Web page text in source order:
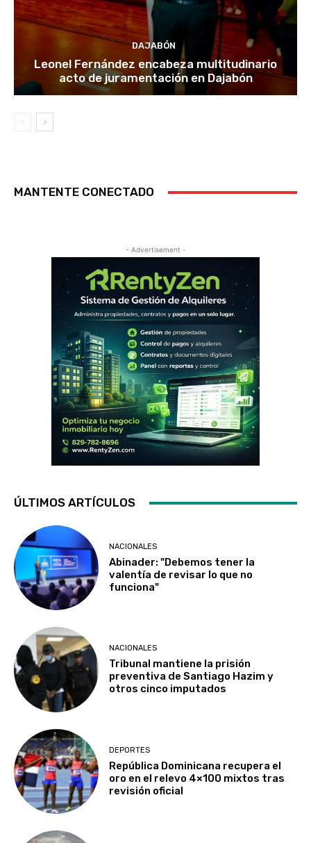
DAJABÓN
Leonel Fernández encabeza multitudinario
acto de juramentación en Dajabón
MANTENTE CONECTADO
- Advertisement -
ÚLTIMOS ARTÍCULOS
NACIONALES
Abinader: "Debemos tener la
valentía de revisar lo que no
funciona"
NACIONALES
Tribunal mantiene la prisión
preventiva de Santiago Hazim y
otros cinco imputados
DEPORTES
República Dominicana recupera el
oro en el relevo 4×100 mixtos tras
revisión oficial